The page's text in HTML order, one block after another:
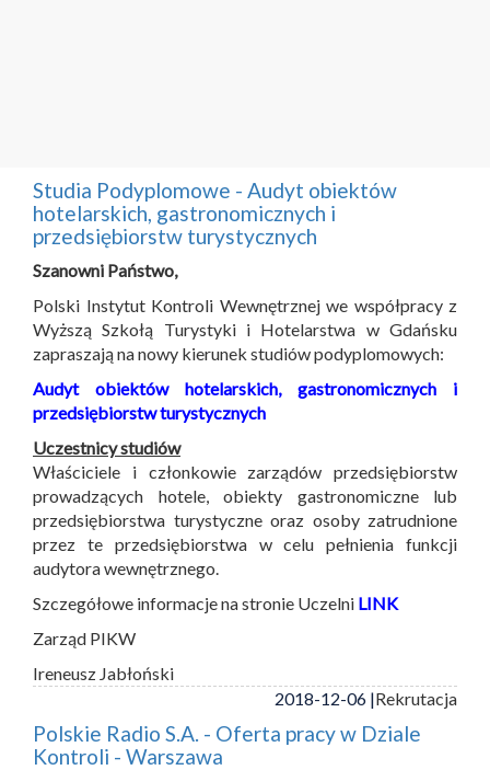
Studia Podyplomowe - Audyt obiektów
hotelarskich, gastronomicznych i
przedsiębiorstw turystycznych
Szanowni Państwo,
Polski Instytut Kontroli Wewnętrznej we współpracy z
Wyższą Szkołą Turystyki i Hotelarstwa w Gdańsku
zapraszają na nowy kierunek studiów podyplomowych:
Audyt obiektów hotelarskich, gastronomicznych i
przedsiębiorstw turystycznych
Uczestnicy studiów
Właściciele i członkowie zarządów przedsiębiorstw
prowadzących hotele, obiekty gastronomiczne lub
przedsiębiorstwa turystyczne oraz osoby zatrudnione
przez te przedsiębiorstwa w celu pełnienia funkcji
audytora wewnętrznego.
Szczegółowe informacje na stronie Uczelni LINK
Zarząd PIKW
Ireneusz Jabłoński
2018-12-06 |Rekrutacja
Polskie Radio S.A. - Oferta pracy w Dziale
Kontroli - Warszawa